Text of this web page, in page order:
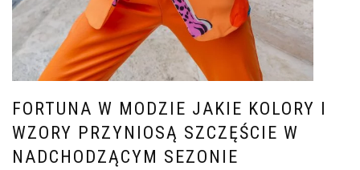
FORTUNA W MODZIE JAKIE KOLORY I
WZORY PRZYNIOSĄ SZCZĘŚCIE W
NADCHODZĄCYM SEZONIE